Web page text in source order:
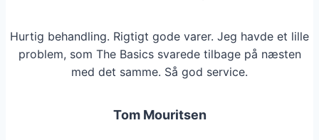
Hurtig behandling. Rigtigt gode varer. Jeg havde et lille
problem, som The Basics svarede tilbage på næsten
med det samme. Så god service.
Tom Mouritsen